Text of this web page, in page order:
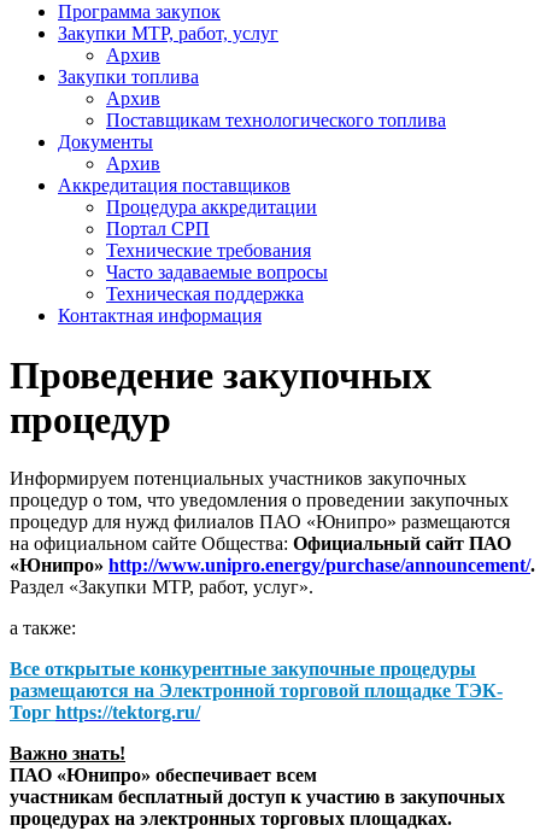
Программа закупок
Закупки МТР, работ, услуг
Архив
Закупки топлива
Архив
Поставщикам технологического топлива
Документы
Архив
Аккредитация поставщиков
Процедура аккредитации
Портал СРП
Технические требования
Часто задаваемые вопросы
Техническая поддержка
Контактная информация
Проведение закупочных
процедур
Информируем потенциальных участников закупочных
процедур о том, что уведомления о проведении закупочных
процедур для нужд филиалов ПАО «Юнипро» размещаются
на официальном сайте Общества: Официальный сайт ПАО
«Юнипро» http://www.unipro.energy/purchase/announcement/.
Раздел «Закупки МТР, работ, услуг».
а также:
Все открытые конкурентные закупочные процедуры
размещаются на Электронной торговой площадке ТЭК-
Торг https://tektorg.ru/
Важно знать!
ПАО «Юнипро» обеспечивает всем
участникам бесплатный доступ к участию в закупочных
процедурах на электронных торговых площадках.